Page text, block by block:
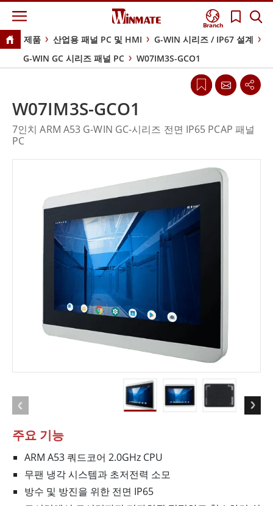
Branch
제품 산업용 패널 PC 및 HMI
G-WIN 시리즈 / IP67 설계
G-WIN GC 시리즈 패널 PC
W07IM3S-GCO1
주요 기능
ARM A53 쿼드코어 2.0GHz CPU
무팬 냉각 시스템과 초저전력 소모
방수 및 방진을 위한 전면 IP65
W07IM3S-GCO1
7인치 ARM A53 G-WIN GC-시리즈 전면 IP65 PCAP 패널
PC